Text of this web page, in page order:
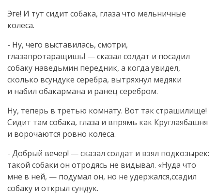
Эге! И тут сидит собака, глаза что мельничные
колеса.
- Ну, чего выставилась, смотри,
глазапротаращишь! — сказал солдат и посадил
собаку наведьмин передник, а когда увидел,
сколько всундуке серебра, вытряхнул медяки
и набил обакармана и ранец серебром.
Ну, теперь в третью комнату. Вот так страшилище!
Сидит там собака, глаза и впрямь как Круглаябашня
и ворочаются ровно колеса.
- Добрый вечер! — сказал солдат и взял подкозырек:
такой собаки он отродясь не видывал. «Нуда что
мне в ней, — подумал он, но не удержался,ссадил
собаку и открыл сундук.